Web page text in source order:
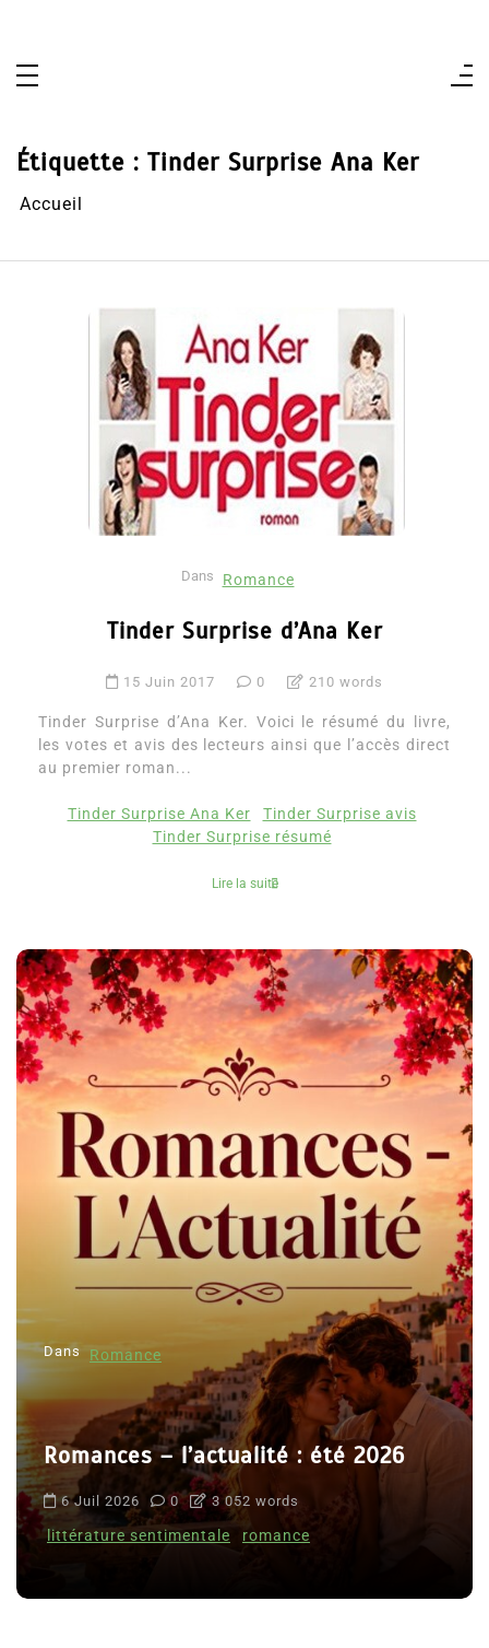
Étiquette : Tinder Surprise Ana Ker
Accueil
Dans Romance
Tinder Surprise d’Ana Ker
15 Juin 2017 0 210 words
Tinder Surprise d’Ana Ker. Voici le résumé du livre,
les votes et avis des lecteurs ainsi que l’accès direct
au premier roman...
Tinder Surprise Ana Ker
Tinder Surprise avis
Tinder Surprise résumé
Lire la suite
Dans Romance
Romances – l’actualité : été 2026
6 Juil 2026 0 3 052 words
littérature sentimentale romance